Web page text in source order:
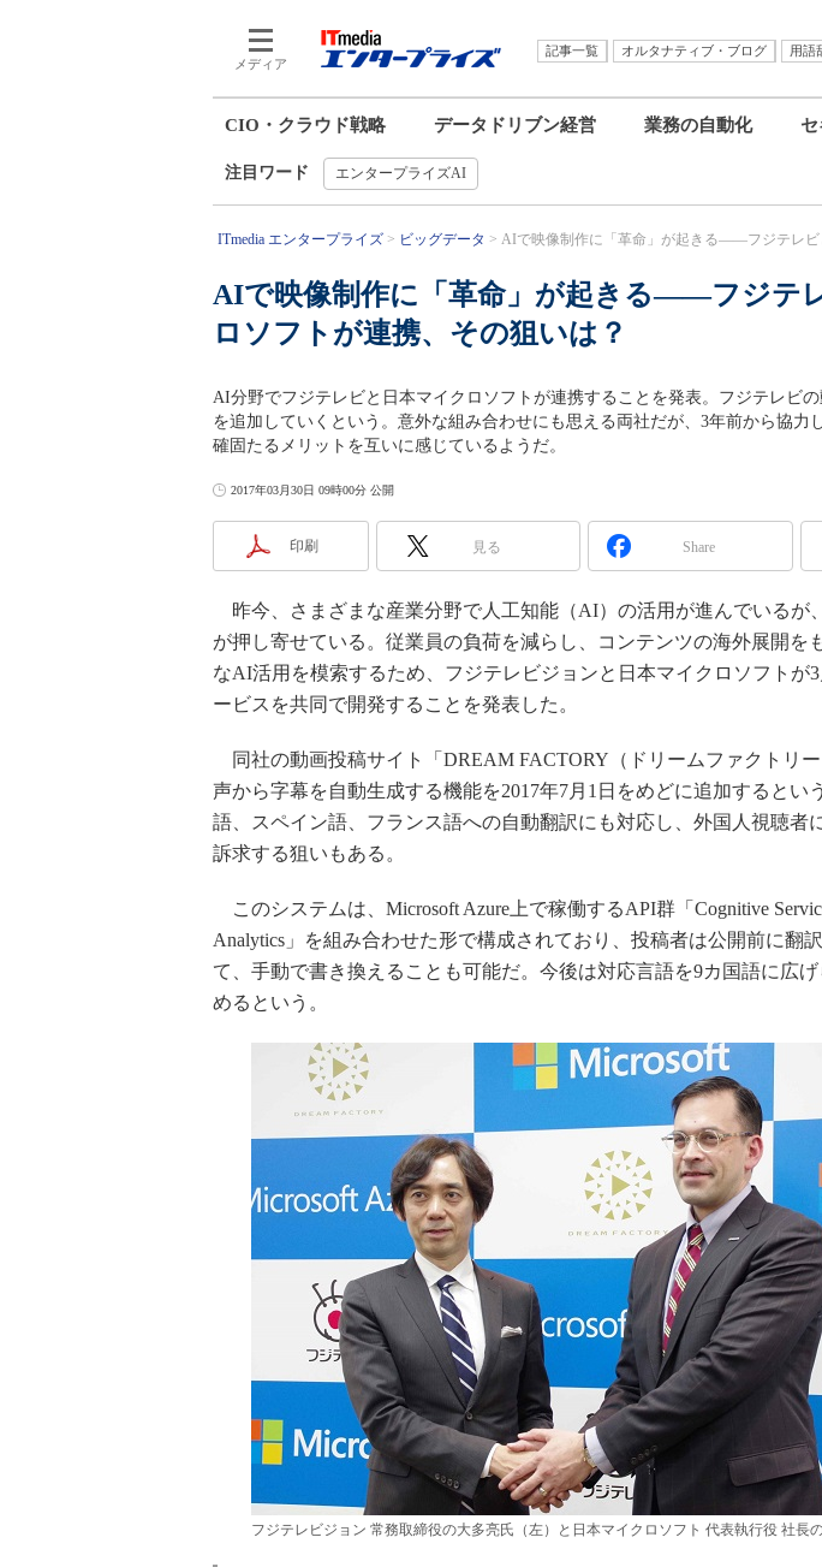
メディア
記事一覧 オルタナティブ・ブログ
用語
CIO・クラウド戦略 データドリブン経営 業務の自動化
注目ワード エンタープライズAI
ITmedia エンタープライズ ビッグデータ AIで映像制作に「革命」が起きる――フジテレビ
AIで映像制作に「革命」が起きる――フジテ
ロソフトが連携、その狙いは？
AI分野でフジテレビと日本マイクロソフトが連携することを発表。フジテレビ
を追加していくという。意外な組み合わせにも思える両社だが、3年前から協力
確固たるメリットを互いに感じているようだ。
2017年03月30日 09時00分 公開
印刷 見る Share
昨今、さまざまな産業分野で人工知能（AI）の活用が進んでいるが
が押し寄せている。従業員の負荷を減らし、コンテンツの海外展開
なAI活用を模索するため、フジテレビジョンと日本マイクロソフトが
ービスを共同で開発することを発表した。
同社の動画投稿サイト「DREAM FACTORY（ドリームファクトリ
声から字幕を自動生成する機能を2017年7月1日をめどに追加するとい
語、スペイン語、フランス語への自動翻訳にも対応し、外国人視聴者
訴求する狙いもある。
このシステムは、Microsoft Azure上で稼働するAPI群「Cognitive
Analytics」を組み合わせた形で構成されており、投稿者は公開前に翻
て、手動で書き換えることも可能だ。今後は対応言語を9カ国語に広
めるという。
フジテレビジョン 常務取締役の大多亮氏（左）と日本マイクロソフト 代表執行役 社長